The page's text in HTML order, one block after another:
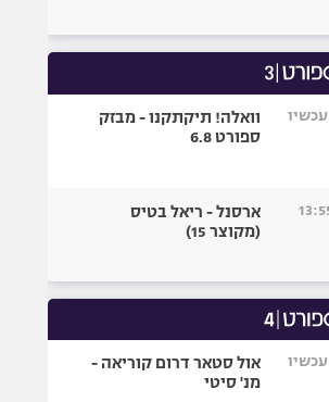
עכשיו
וואלה! תיקתקנו - מבזק
ספורט 6.8
ארסנל - ריאל בטיס
(מקוצר 15)
עכשיו
אול סטאר דרום קוריאה -
מנ' סיטי